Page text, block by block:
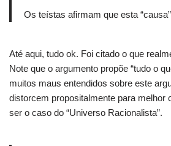
Os teístas afirmam que esta
Até aqui, tudo ok. Foi citado o que
Note que o argumento propõe “tudo o
muitos maus entendidos sobre este
distorcem propositalmente para melhor
ser o caso do “Universo Racionalista”.